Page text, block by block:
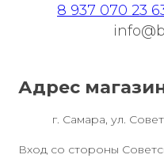
8 937 070 23
Адрес
г. Самара, ул.
Вход со стороны